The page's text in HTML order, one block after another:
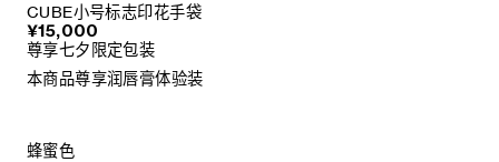
CUBE小号标志印花手袋
¥15,000
尊享七夕限定包装
本商品尊享润唇膏体验装
蜂蜜色